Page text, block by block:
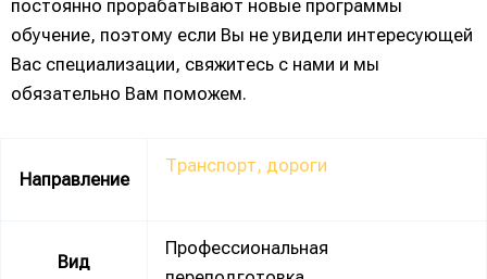
постоянно прорабатывают новые программы
обучение, поэтому если Вы не увидели интересующей
Вас специализации, свяжитесь с нами и мы
обязательно Вам поможем.
Направление
Транспорт, дороги
Вид
Профессиональная